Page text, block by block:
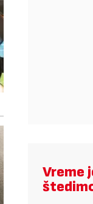
Vreme